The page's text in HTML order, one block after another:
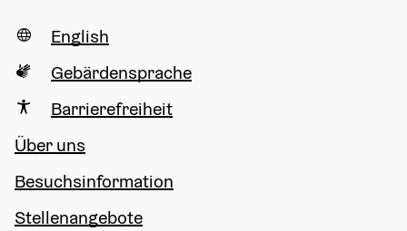
English
Gebärdensprache
Barrierefreiheit
Über uns
Besuchsinformation
Stellenangebote